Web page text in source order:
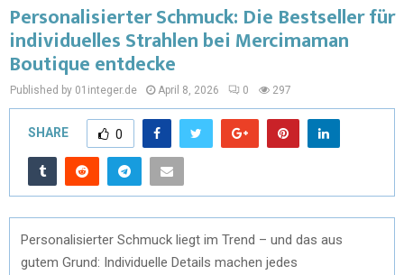
Personalisierter Schmuck: Die Bestseller für
individuelles Strahlen bei Mercimaman
Boutique entdecke
Published by 01integer.de April 8, 2026 0 297
SHARE 0
Personalisierter Schmuck liegt im Trend – und das aus
gutem Grund: Individuelle Details machen jedes